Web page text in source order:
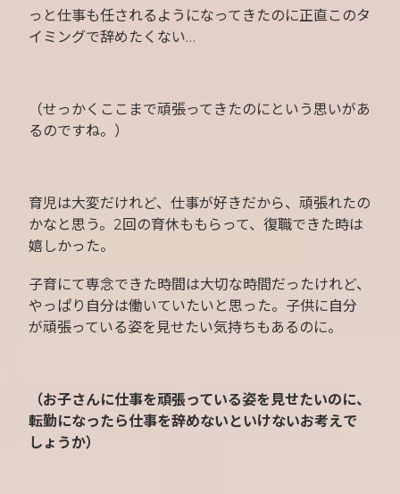
っと仕事も任されるようになってきたのに正直このタ
イミングで辞めたくない…
（せっかくここまで頑張ってきたのにという思いがあ
るのですね。）
育児は大変だけれど、仕事が好きだから、頑張れたの
かなと思う。2回の育休ももらって、復職できた時は
嬉しかった。
子育にて専念できた時間は大切な時間だったけれど、
やっぱり自分は働いていたいと思った。子供に自分
が頑張っている姿を見せたい気持ちもあるのに。
（お子さんに仕事を頑張っている姿を見せたいのに、
転勤になったら仕事を辞めないといけないお考えで
しょうか）